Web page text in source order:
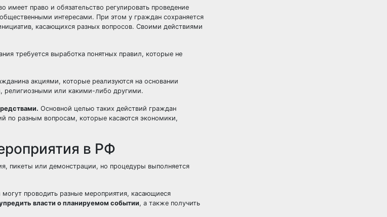
имеет право и обязательство регулировать проведение
интересами. При этом у граждан сохраняется
касающихся разных вопросов. Своими действиями
требуется выработка понятных правил, которые не
акциями, которые реализуются на основании
религиозными или какими-либо другими.
Основной целью таких действий граждан
по разным вопросам, которые касаются экономики,
в РФ
пикеты или демонстрации, но процедуры выполняется
проводить разные мероприятия, касающиеся
власти о планируемом событии, а также получить